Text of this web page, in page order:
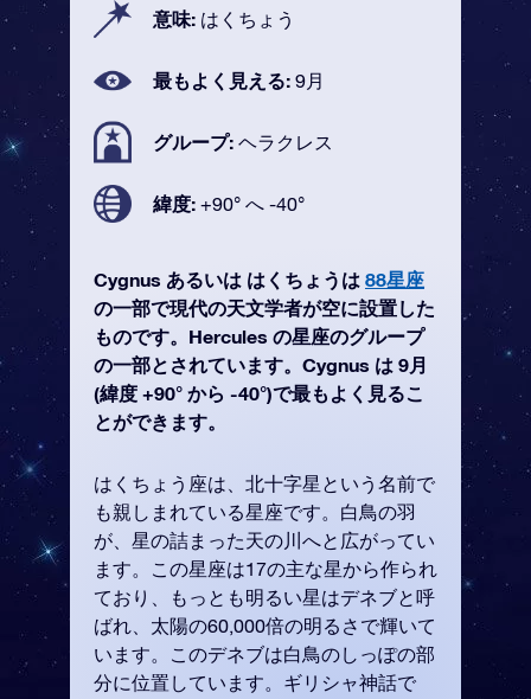
意味: はくちょう
最もよく見える: 9月
グループ: ヘラクレス
緯度: +90° へ -40°
Cygnus あるいは はくちょうは 88星座
の一部で現代の天文学者が空に設置した
ものです。Hercules の星座のグループ
の一部とされています。Cygnus は 9月
(緯度 +90° から -40°)で最もよく見るこ
とができます。
はくちょう座は、北十字星という名前で
も親しまれている星座です。白鳥の羽
が、星の詰まった天の川へと広がってい
ます。この星座は17の主な星から作られ
ており、もっとも明るい星はデネブと呼
ばれ、太陽の60,000倍の明るさで輝いて
います。このデネブは白鳥のしっぽの部
分に位置しています。ギリシャ神話で